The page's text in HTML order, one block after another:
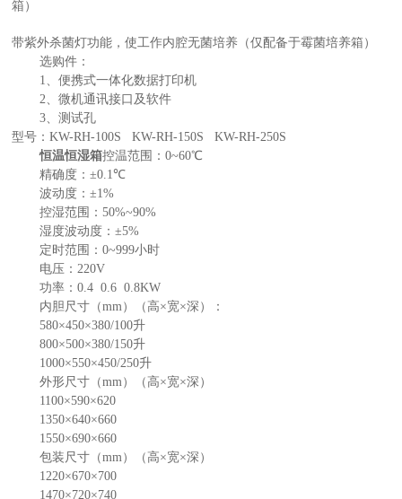
箱）
带紫外杀菌灯功能，使工作内腔无菌培养（仅配备于霉菌培养箱）
选购件：
1
、便携式一体化数据打印机
2 、微机通讯接口及软件
3 、测试孔
型号：KW-RH-100S KW-RH-150S KW-RH-250S
恒温恒湿箱控温范围：0~60℃
精确度：±0.1℃
波动度 ：±1%
控湿范围 ：50%~90%
湿度波动度 ：±5%
定时范围 ：0~999小时
电压 ： 220V
功率 ：0.4 0.60.8KW
内胆尺寸（mm ）（高×宽×深）
：
580×450×380/100升
800×500×380/150升
1000×550×450/250升
外形尺寸（mm ）（高×宽×深 ）
1100×590×620
1350×640×660
1550×690×660
包装尺寸（mm ）（高×宽×深）
1220×670×700
1470×720×740